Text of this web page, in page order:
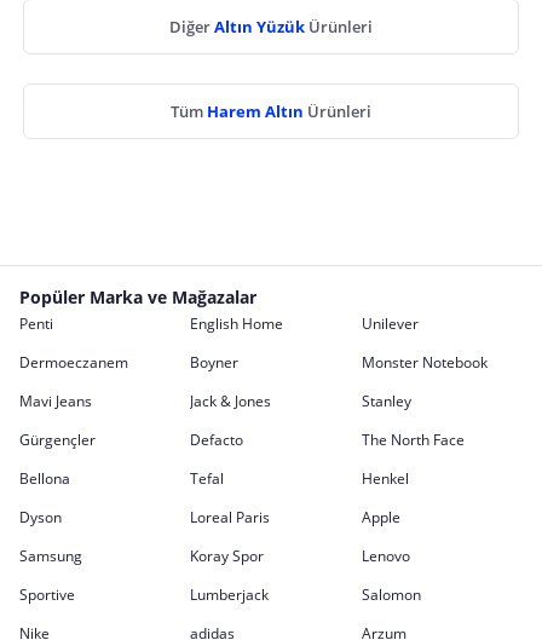
DiğerAltın Yüzük Ürünleri
Tüm Harem Altın Ürünleri
Popüler Marka ve Mağazalar
Penti English Home
Unilever
Dermoeczanem
Boyner
Monster Notebook
Mavi Jeans
Jack & Jones
Stanley
Gürgençler
Defacto
The North Face
Bellona
Tefal
Henkel
Dyson
Loreal Paris
Apple
Samsung
Koray Spor
Lenovo
Sportive
Lumberjack
Salomon
Nike
adidas Arzum